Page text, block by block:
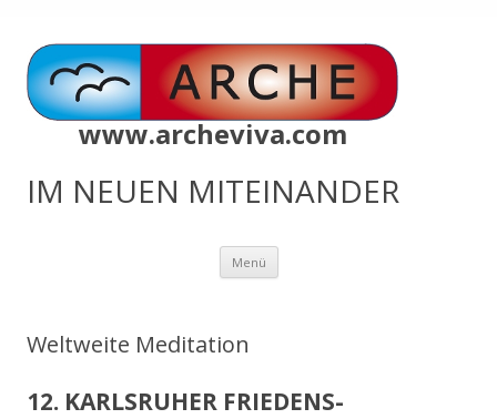
www.archeviva.com
IM NEUEN MITEINANDER
Menü Zum
springen
Weltweite Meditation
12. KARLSRUHER FRIEDENS-